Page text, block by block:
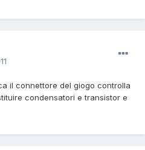
il connettore del giogo controlla
condensatori e transistor e